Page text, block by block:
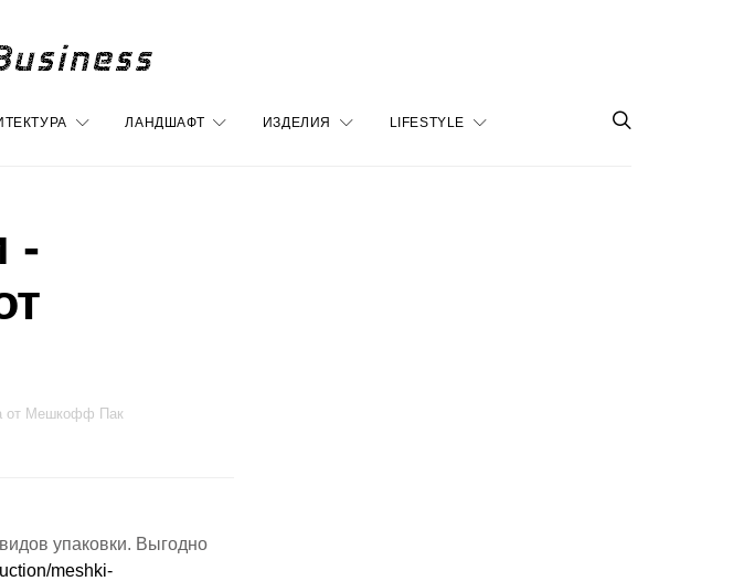
ЛАНДШАФТ ИЗДЕЛИЯ LIFESTYLE
-
от Мешкофф Пак
упаковки. Выгодно
meshki-